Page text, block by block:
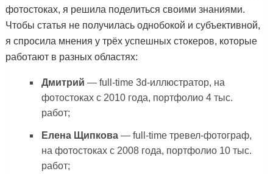
фотостоках, я решила поделиться своими знаниями.
Чтобы статья не получилась однобокой и субъективной,
я спросила мнения у трёх успешных стокеров, которые
работают в разных областях:
Дмитрий — full-time 3d-иллюстратор, на
фотостоках с 2010 года, портфолио 4 тыс.
работ;
Елена Щипкова— full-time тревел-фотограф,
на фотостоках с 2008 года, портфолио 10 тыс.
работ;